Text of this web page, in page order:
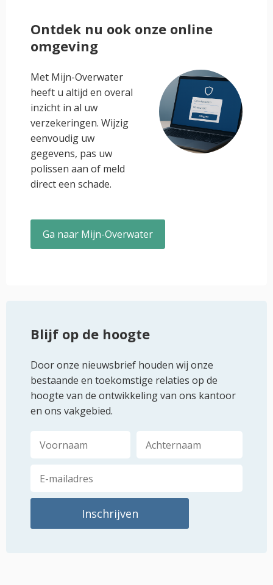
Ontdek nu ook onze online
omgeving
Met Mijn-Overwater
heeft u altijd en overal
inzicht in al uw
verzekeringen. Wijzig
eenvoudig uw
gegevens, pas uw
polissen aan of meld
direct een schade.
Ga naar Mijn-Overwater
Blijf op de hoogte
Door onze nieuwsbrief houden wij onze
bestaande en toekomstige relaties op de
hoogte van de ontwikkeling van ons kantoor
en ons vakgebied.